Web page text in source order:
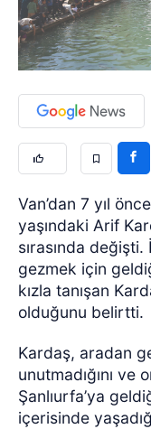
Van’dan 7 yıl
yaşındaki Arif
sırasında
gezmek için
kızla tanışan
olduğunu belirtti.
Kardaş, aradan
unutmadığını
Şanlıurfa’ya
içerisinde